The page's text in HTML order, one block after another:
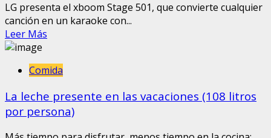
LG presenta el xboom Stage 501, que convierte cualquier
canción en un karaoke con...
Leer Más
Comida
La leche presente en las vacaciones (108 litros
por persona)